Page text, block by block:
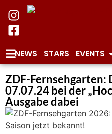
NEWS STARS EVENTS
ZDF-Fernsehgarten:
07.07.24 bei der
Ausgabe dabei